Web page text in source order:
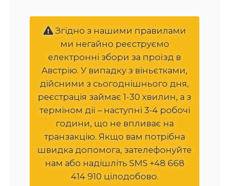
Згідно з нашими правилами
ми негайно реєструємо
електронні збори за проїзд в
Австрію. У випадку з віньєтками,
дійсними з сьогоднішнього дня,
реєстрація займає 1-30 хвилин, а з
терміном дії – наступні 3-4 робочі
години, що не впливає на
транзакцію. Якщо вам потрібна
швидка допомога, зателефонуйте
нам або надішліть SMS +48 668
414 910 цілодобово.